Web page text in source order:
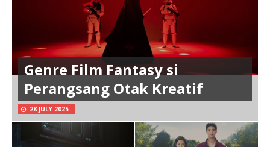
Genre Film Fantasy si
Perangsang Otak Kreatif
28 JULY 2025